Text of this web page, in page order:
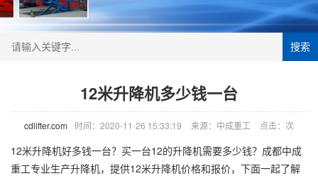
搜索
12米升降机多少钱一台
cdlifter.com 时间：2020-11-26 15:33:19 来源：中成重工 点击： 次
12米升降机好多钱一台？买一台12的升降机需要多少钱？成都中成
重工专业生产升降机，提供12米升降机价格和报价，下面一起了解